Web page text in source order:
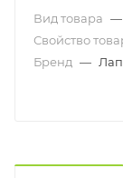
Вид товара —
Свойство
Бренд —